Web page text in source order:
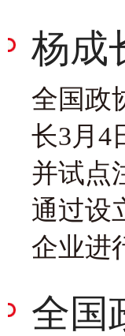
杨成
全国政
长3月4
并试点
通过设
企业进
全国